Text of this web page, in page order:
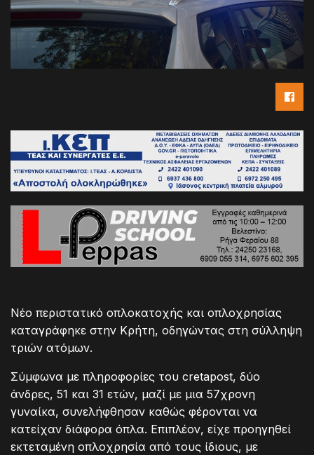
Νέο περιστατικό οπλοκατοχής και οπλοχρησίας
καταγράφηκε στην Κρήτη, οδηγώντας στη σύλληψη
τριών ατόμων.
Σύμφωνα με πληροφορίες του cretapost, δύο
άνδρες, 51 και 31 ετών, μαζί με μια 57χρονη
γυναίκα, συνελήφθησαν καθώς φέρονται να
κατείχαν διάφορα όπλα. Επιπλέον, είχε προηγηθεί
εκτεταμένη οπλοχρησία από τους ίδιους, με